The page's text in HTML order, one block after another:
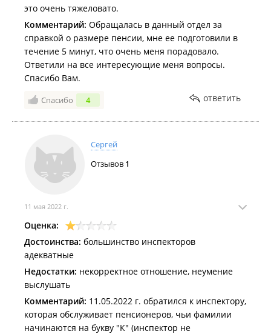
это очень тяжеловато.
Комментарий: Обращалась в данный отдел за
справкой о размере пенсии, мне ее подготовили в
течение 5 минут, что очень меня порадовало.
Ответили на все интересующие меня вопросы.
Спасибо Вам.
Спасибо 4 ответить
Сергей
Отзывов 1
11 мая 2022 г.
Оценка:
Достоинства: большинство инспекторов
адекватные
Недостатки: некорректное отношение, неумение
выслушать
Комментарий: 11.05.2022 г. обратился к инспектору,
которая обслуживает пенсионеров, чьи фамилии
начинаются на букву "К" (инспектор не